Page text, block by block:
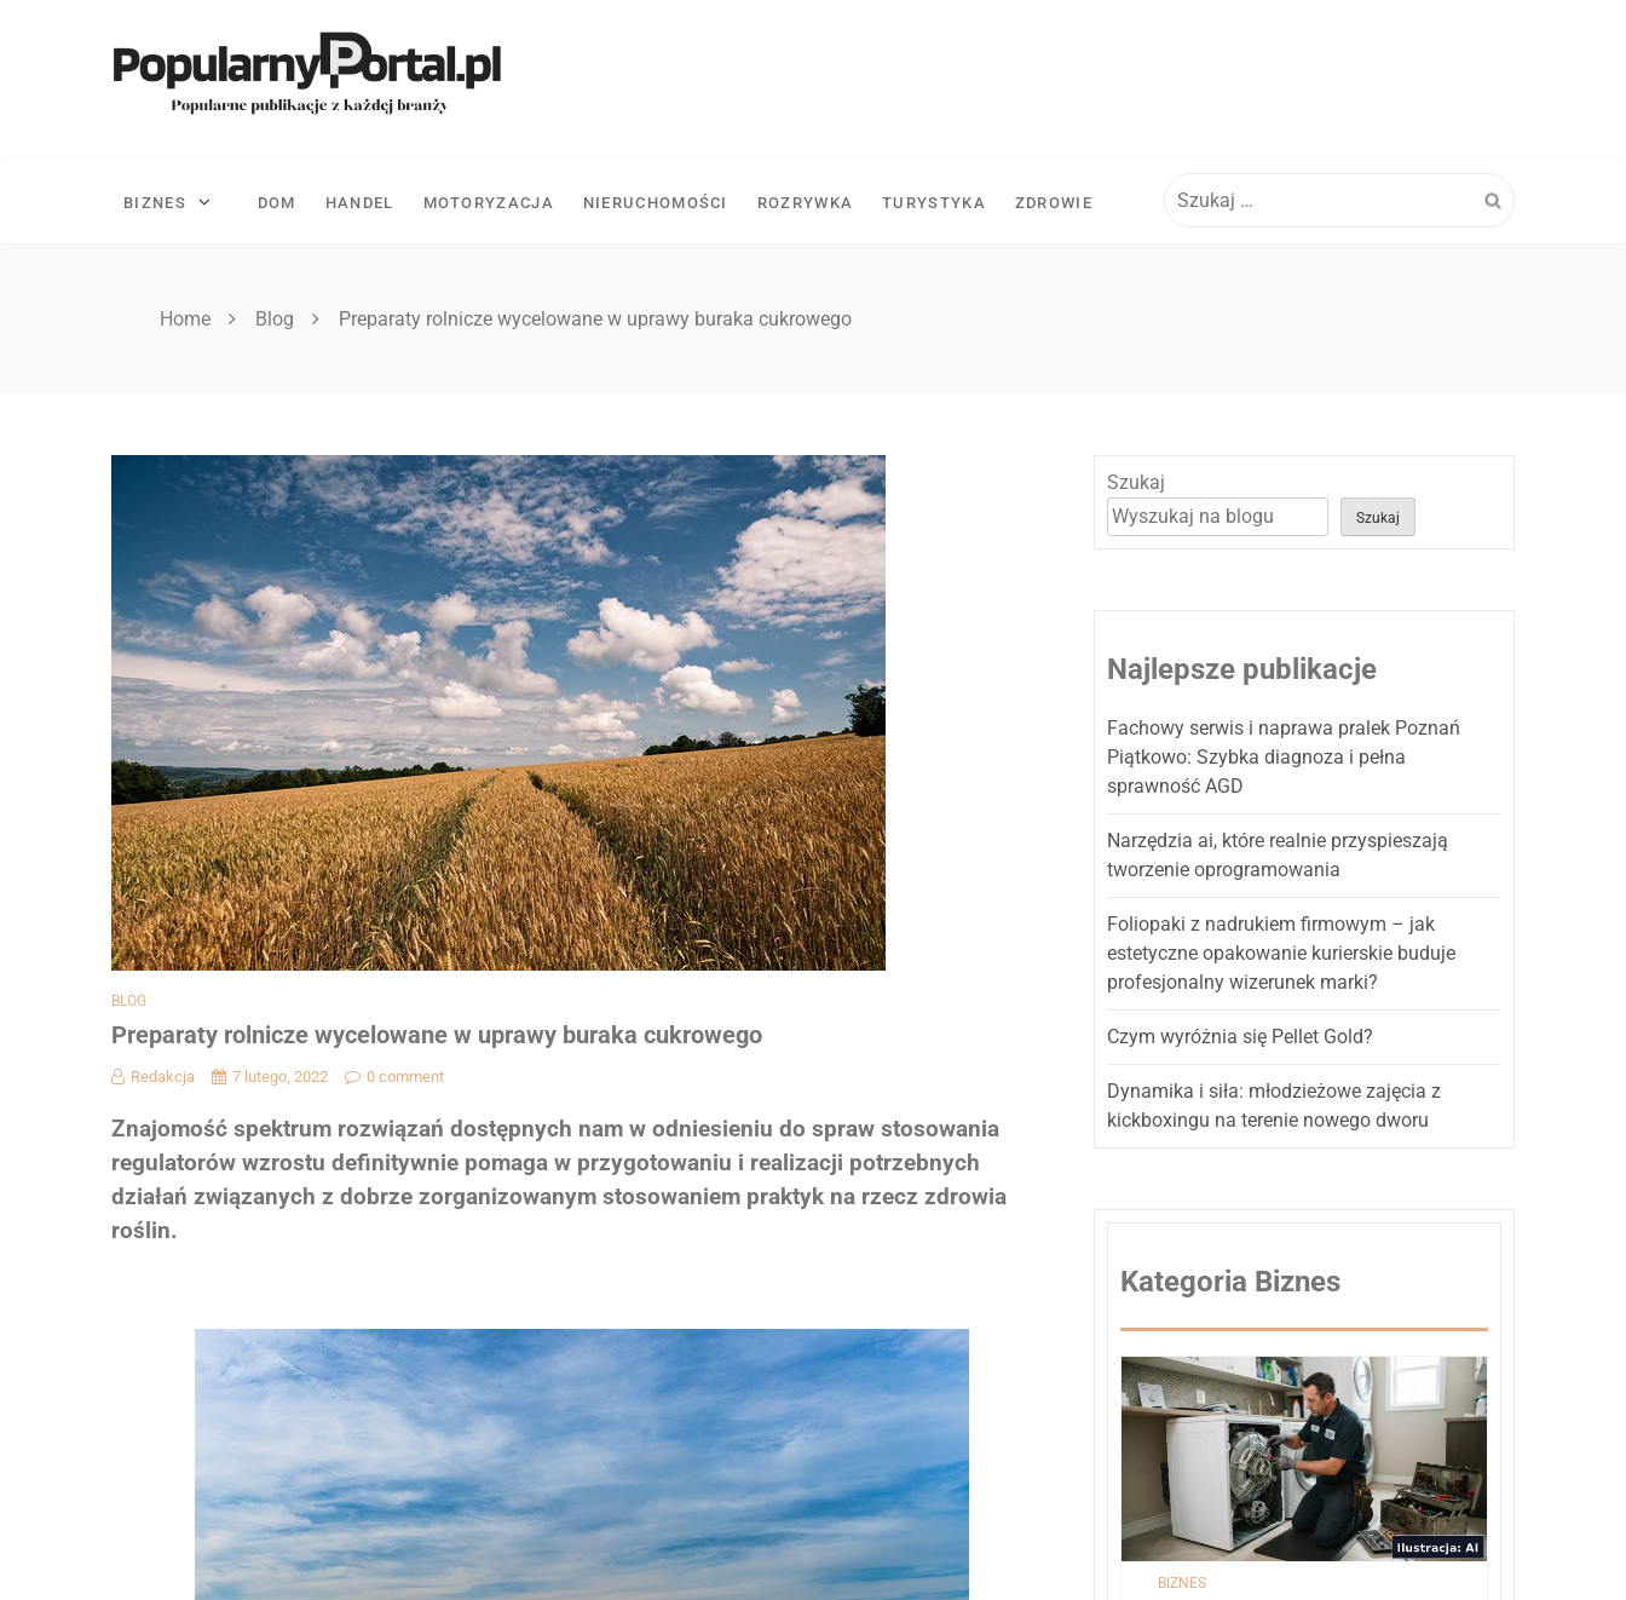
BIZNES DOM HANDEL MOTORYZACJA NIERUCHOMOŚCI ROZRYWKA TURYSTYKA ZDROWIE
Home Blog Preparaty rolnicze wycelowane w uprawy buraka cukrowego
BLOG
Preparaty rolnicze wycelowane w uprawy buraka cukrowego
Redakcja 7 lutego, 2022 0 comment
Znajomość spektrum rozwiązań dostępnych nam w odniesieniu do spraw stosowania
regulatorów wzrostu definitywnie pomaga w przygotowaniu i realizacji potrzebnych
działań związanych z dobrze zorganizowanym stosowaniem praktyk na rzecz zdrowia
roślin.
Szukaj
Szukaj
Najlepsze publikacje
Fachowy serwis i naprawa pralek Poznań
Piątkowo: Szybka diagnoza i pełna
sprawność AGD
Narzędzia ai, które realnie przyspieszają
tworzenie oprogramowania
Foliopaki z nadrukiem firmowym – jak
estetyczne opakowanie kurierskie buduje
profesjonalny wizerunek marki?
Czym wyróżnia się Pellet Gold?
Dynamika i siła: młodzieżowe zajęcia z
kickboxingu na terenie nowego dworu
Kategoria Biznes
BIZNES